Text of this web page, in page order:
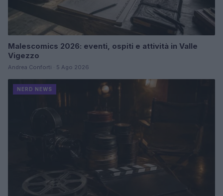
Malescomics 2026: eventi, ospiti e attività in Valle
Vigezzo
Andrea Conforti · 5 Ago 2026
NERD NEWS